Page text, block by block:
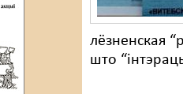
лёзненская
што